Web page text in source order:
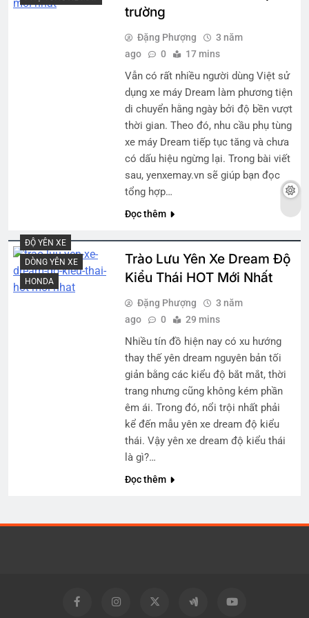
trường
Đặng Phượng
3 năm
ago
0 17 mins
Vẫn có rất nhiều người dùng Việt sử
dụng xe máy Dream làm phương tiện
di chuyển hằng ngày bởi độ bền vượt
thời gian. Theo đó, nhu cầu phụ tùng
xe máy Dream tiếp tục tăng và chưa
có dấu hiệu ngừng lại. Trong bài viết
sau, yenxemay.vn sẽ giúp bạn đọc
tổng hợp…
Đọc thêm
ĐỘ YÊN XE
DÒNG YÊN XE
HONDA
Trào Lưu Yên Xe Dream Độ
Kiểu Thái HOT Mới Nhất
Đặng Phượng
3 năm
ago
0 29 mins
Nhiều tín đồ hiện nay có xu hướng
thay thế yên dream nguyên bản tối
giản bằng các kiểu độ bắt mắt, thời
trang nhưng cũng không kém phần
êm ái. Trong đó, nổi trội nhất phải
kể đến mẫu yên xe dream độ kiểu
thái. Vậy yên xe dream độ kiểu thái
là gì?…
Đọc thêm